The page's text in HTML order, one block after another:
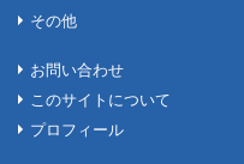
その他
お問い合わせ
このサイトについて
プロフィール